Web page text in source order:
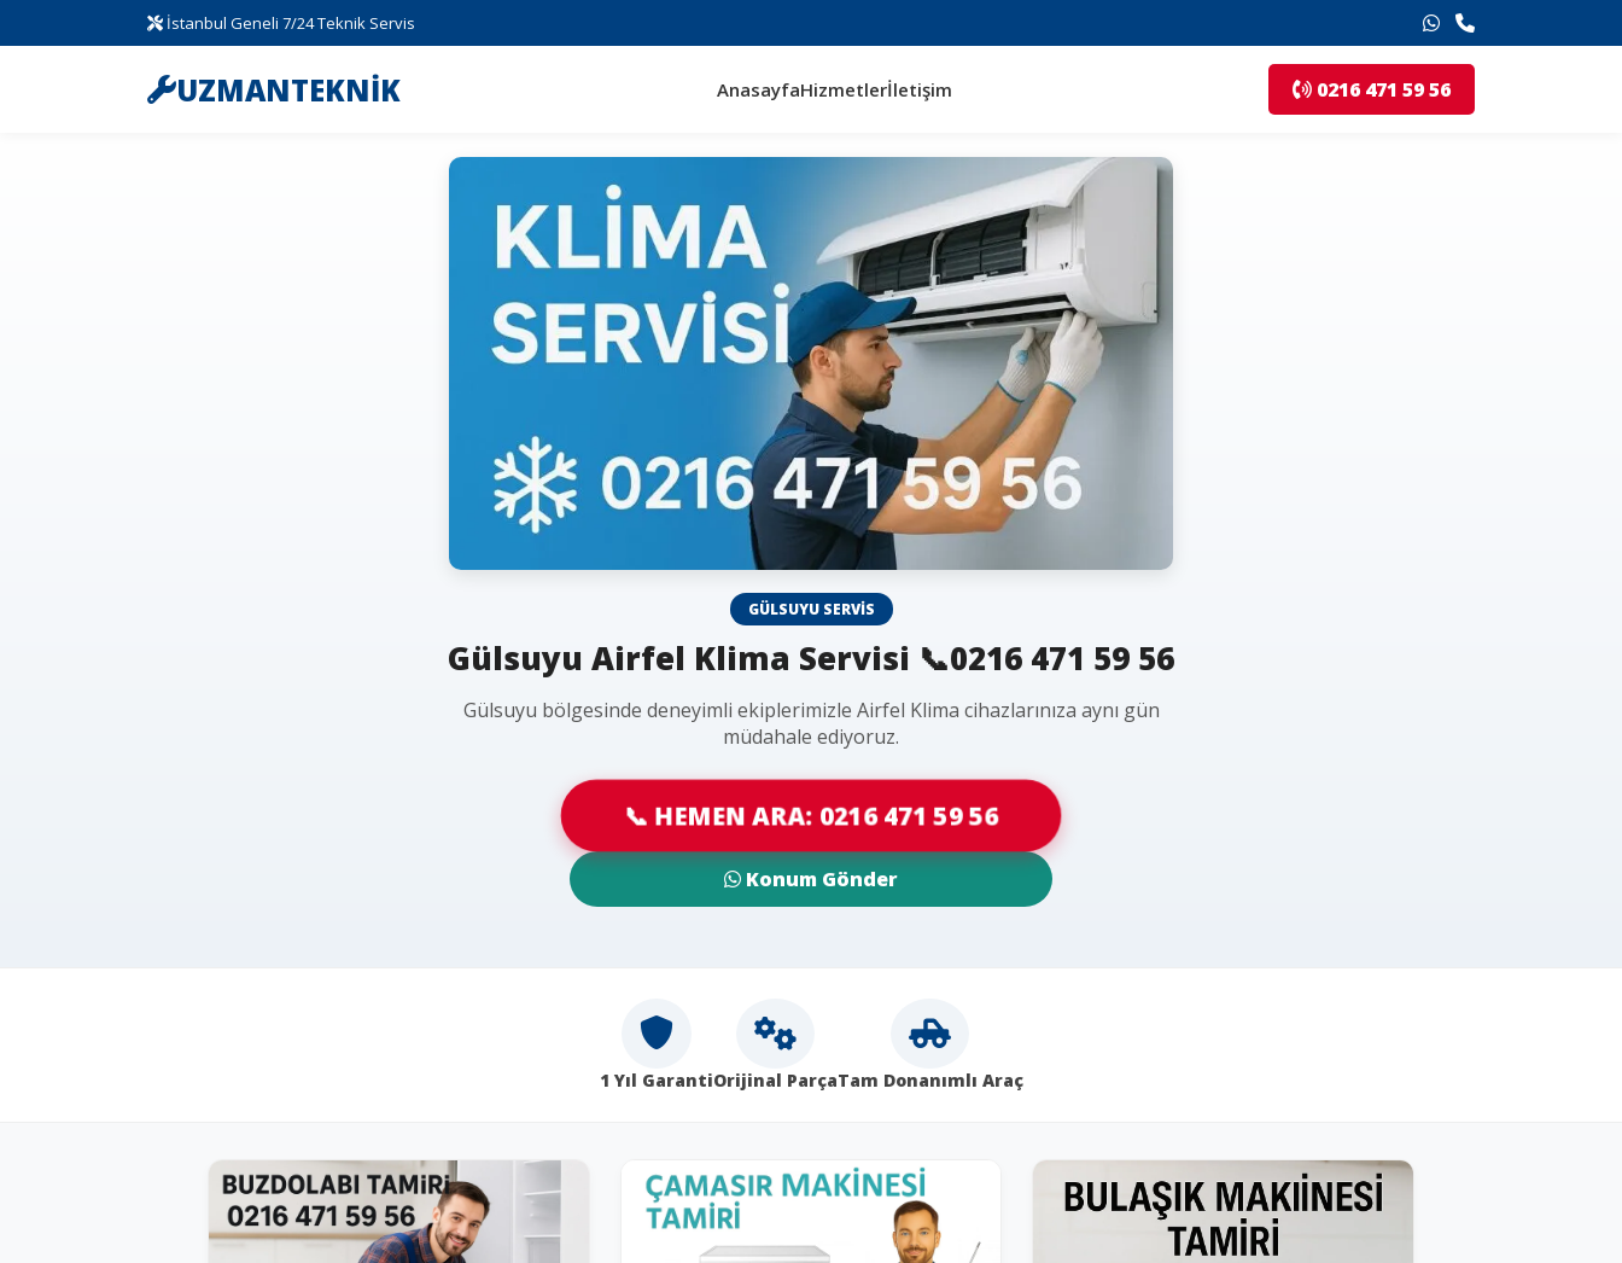
İstanbul Geneli 7/24 Teknik Servis
UZMANTEKNİK AnasayfaHizmetlerİletişim 0216 471 59 56
GÜLSUYU SERVIS
Gülsuyu Airfel Klima Servisi 📞0216 471 59 56
Gülsuyu bölgesinde deneyimli ekiplerimizle Airfel Klima cihazlarınıza aynı gün
müdahale ediyoruz.
📞 HEMEN ARA: 0216 471 59 56
Konum Gönder
1 Yıl GarantiOrijinal ParçaTam Donanımlı Araç